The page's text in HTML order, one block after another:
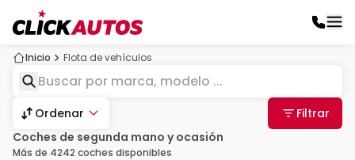
Inicio Flota de vehículos
Ordenar
Filtrar
coches de segunda mano y ocasión
Más de 4242 coches disponibles